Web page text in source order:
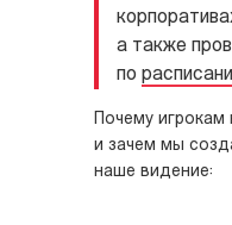
а также
по
Почему игрокам
и зачем мы
наше видение: